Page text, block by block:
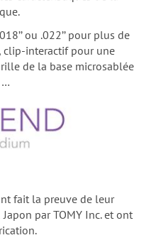
ou .022’’ pour plus de
clip-interactif pour une
de la base microsablée
…
fait la preuve de leur
par TOMY Inc. et ont